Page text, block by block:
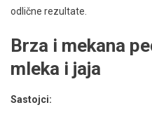
odlične rezultate.
Brza i mekana
mleka i jaja
Sastojci: